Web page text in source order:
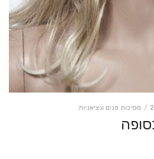
/ מסיכות פנים ונציאניות